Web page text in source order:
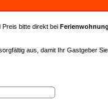
Preis bitte direkt bei
aus, damit Ihr Gastgeber